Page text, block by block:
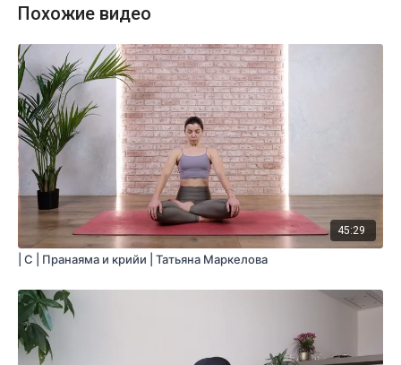
Похожие видео
45:29
| C | Пранаяма и крийи | Татьяна Маркелова